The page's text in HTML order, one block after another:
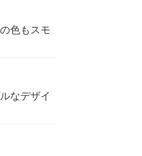
色もスモ
なデザイ